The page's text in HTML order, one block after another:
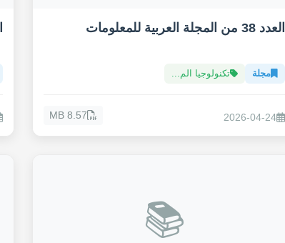
العدد 38 من المجلة العربية للمعلومات
مجلة تكنولوجيا الم...
2026-04-24
8.57 MB
📚